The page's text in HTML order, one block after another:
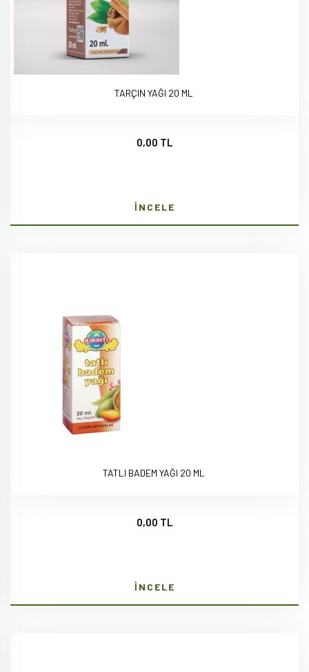
TARÇIN YAĞI 20 ML
0,00 TL
İNCELE
TATLI BADEM YAĞI 20 ML
0,00 TL
İNCELE